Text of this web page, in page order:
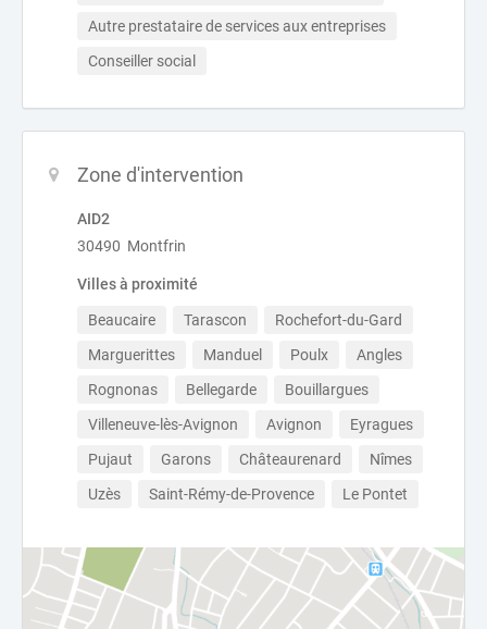
Autre prestataire de services aux entreprises
Conseiller social
Zone d'intervention
AID2
30490 Montfrin
Villes à proximité
Beaucaire Tarascon
Rochefort-du-Gard
Marguerittes
Manduel Poulx
Angles
Rognonas
Bellegarde
Bouillargues
Villeneuve-lès-Avignon
Avignon
Eyragues
Pujaut
Garons Châteaurenard
Nîmes
Uzès
Saint-Rémy-de-Provence Le Pontet